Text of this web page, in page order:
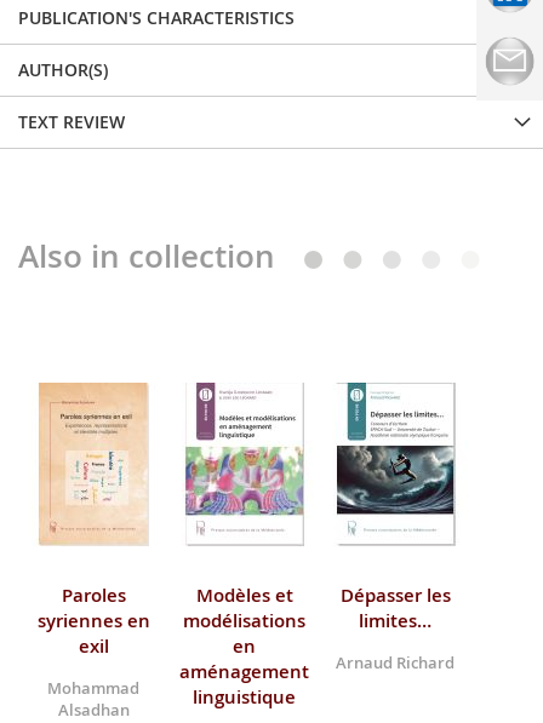
PUBLICATION'S CHARACTERISTICS
AUTHOR(S)
TEXT REVIEW
Also in collection
Paroles
syriennes en
exil
Mohammad
Alsadhan
Modèles et
modélisations
en
aménagement
linguistique
Dépasser les
limites…
Arnaud Richard